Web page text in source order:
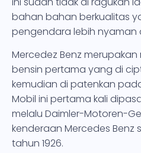
bahan bahan berkualitas
pengendara lebih nyaman
Mercedez Benz
bensin pertama yang di
kemudian di patenkan
Mobil ini pertama kali
melalu Daimler-Motoren-
kenderaan Mercedes Benz
tahun 1926.